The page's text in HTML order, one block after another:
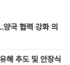
국 협력 강화 의
해 추도 및 안장식